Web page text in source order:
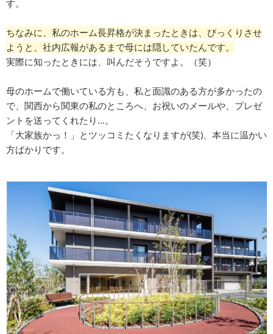
す。
ちなみに、私のホーム長昇格が決まったときは、びっくりさせ
ようと、社内広報があるまで母には隠していたんです。
実際に知ったときには、叫んだそうですよ。（笑）
母のホームで働いている方も、私と面識のある方が多かったの
で、関西から関東の私のところへ、お祝いのメールや、プレゼ
ントを送ってくれたり…。
「大家族かっ！」とツッコミたくなりますが(笑)、本当に温かい
方ばかりです。